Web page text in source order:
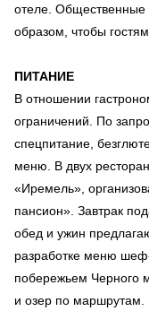
отеле.
образом, чтобы
ПИТАНИЕ
В отношении
ограничений. По
спецпитание,
меню. В двух
«Иремель»,
пансион». Завтрак
обед и ужин
разработке меню
побережьем Черного
и озер по маршрутам.